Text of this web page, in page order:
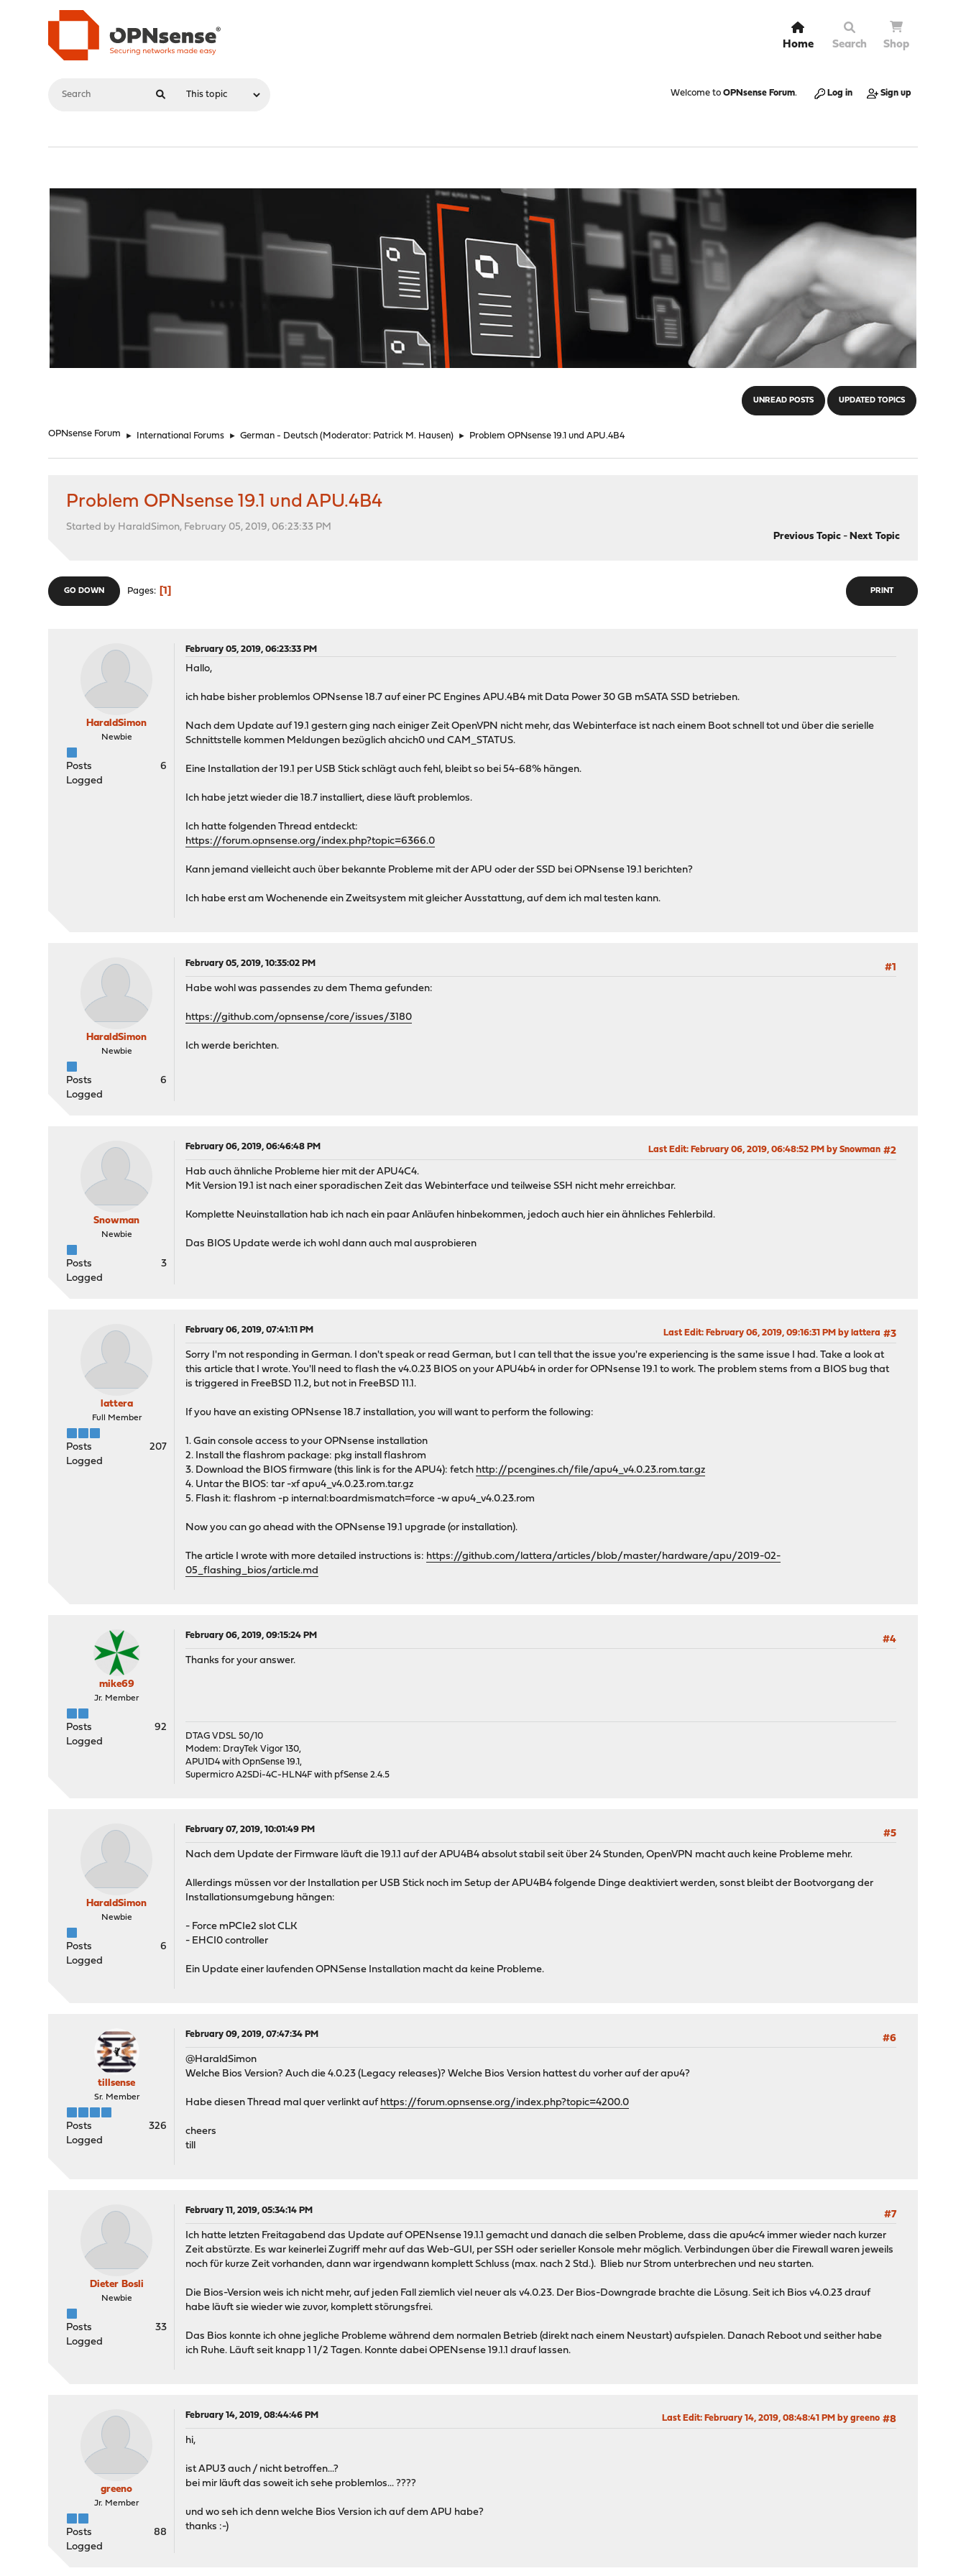
Home Search Shop
Welcome to OPNsense Forum. Log in Sign up
UNREAD POSTS UPDATED TOPICS
OPNsense Forum ► International Forums ► German - Deutsch (Moderator: Patrick M. Hausen) ► Problem OPNsense 19.1 und APU.4B4
Problem OPNsense 19.1 und APU.4B4
Started by HaraldSimon, February 05, 2019, 06:23:33 PM
Previous Topic- Next Topic
PRINT
GO DOWN Pages 1
HaraldSimon
Newbie
Posts
6
Logged
February 05, 2019, 06:23:33 PM
Hallo,
ich habe bisher problemlos OPNsense 18.7 auf einer PC Engines APU.4B4 mit Data Power 30 GB mSATA SSD betrieben.
Nach dem Update auf 19.1 gestern ging nach einiger Zeit OpenVPN nicht mehr, das Webinterface ist nach einem Boot schnell tot und über die serielle
Schnittstelle kommen Meldungen bezüglich ahcich0 und CAM_STATUS.
Eine Installation der 19.1 per USB Stick schlägt auch fehl, bleibt so bei 54-68% hängen.
Ich habe jetzt wieder die 18.7 installiert, diese läuft problemlos.
Ich hatte folgenden Thread entdeckt:
https://forum.opnsense.org/index.php?topic=6366.0
Kann jemand vielleicht auch über bekannte Probleme mit der APU oder der SSD bei OPNsense 19.1 berichten?
Ich habe erst am Wochenende ein Zweitsystem mit gleicher Ausstattung, auf dem ich mal testen kann.
HaraldSimon
Newbie
Posts
6
Logged
February 05, 2019, 10:35:02 PM
#1
Habe wohl was passendes zu dem Thema gefunden:
https://github.com/opnsense/core/issues/3180
Ich werde berichten.
Snowman
Newbie
Posts
3
Logged
February 06, 2019, 06:46:48 PM #2
Last Edit: February 06, 2019, 06:48:52 PM by Snowman
Hab auch ähnliche Probleme hier mit der APU4C4.
Mit Version 19.1 ist nach einer sporadischen Zeit das Webinterface und teilweise SSH nicht mehr erreichbar.
Komplette Neuinstallation hab ich nach ein paar Anläufen hinbekommen, jedoch auch hier ein ähnliches Fehlerbild.
Das BIOS Update werde ich wohl dann auch mal ausprobieren
lattera
Full Member
Posts
207
Logged
February 06, 2019, 07:41:11 PM #3
Last Edit: February 06, 2019, 09:16:31 PM by lattera
Sorry I'm not responding in German. I don't speak or read German, but I can tell that the issue you're experiencing is the same issue I had. Take a look at
this article that I wrote. You'll need to flash the v4.0.23 BIOS on your APU4b4 in order for OPNsense 19.1 to work. The problem stems from a BIOS bug that
is triggered in FreeBSD 11.2, but not in FreeBSD 11.1.
If you have an existing OPNsense 18.7 installation, you will want to perform the following:
1. Gain console access to your OPNsense installation
2. Install the flashrom package: pkg install flashrom
3. Download the BIOS firmware (this link is for the APU4): fetch http://pcengines.ch/file/apu4_v4.0.23.rom.tar.gz
4. Untar the BIOS: tar -xf apu4_v4.0.23.rom.tar.gz
5. Flash it: flashrom -p internal:boardmismatch=force -w apu4_v4.0.23.rom
Now you can go ahead with the OPNsense 19.1 upgrade (or installation).
The article I wrote with more detailed instructions is: https://github.com/lattera/articles/blob/master/hardware/apu/2019-02-
05_flashing_bios/article.md
mike69
Jr. Member
Posts
92
Logged
February 06, 2019, 09:15:24 PM
#4
Thanks for your answer.
DTAG VDSL 50/10
Modem: DrayTek Vigor 130,
APU1D4 with OpnSense 19.1,
Supermicro A2SDi-4C-HLN4F with pfSense 2.4.5
HaraldSimon
Newbie
Posts
6
Logged
February 07, 2019, 10:01:49 PM
#5
Nach dem Update der Firmware läuft die 19.1.1 auf der APU4B4 absolut stabil seit über 24 Stunden, OpenVPN macht auch keine Probleme mehr.
Allerdings müssen vor der Installation per USB Stick noch im Setup der APU4B4 folgende Dinge deaktiviert werden, sonst bleibt der Bootvorgang der
Installationsumgebung hängen:
- Force mPCIe2 slot CLK
- EHCI0 controller
Ein Update einer laufenden OPNSense Installation macht da keine Probleme.
tillsense
Sr. Member
Posts
326
Logged
February 09, 2019, 07:47:34 PM
#6
@HaraldSimon
Welche Bios Version? Auch die 4.0.23 (Legacy releases)? Welche Bios Version hattest du vorher auf der apu4?
Habe diesen Thread mal quer verlinkt auf https://forum.opnsense.org/index.php?topic=4200.0
cheers
till
Dieter Bosli
Newbie
Posts
33
Logged
February 11, 2019, 05:34:14 PM
#7
Ich hatte letzten Freitagabend das Update auf OPENsense 19.1.1 gemacht und danach die selben Probleme, dass die apu4c4 immer wieder nach kurzer
Zeit abstürzte. Es war keinerlei Zugriff mehr auf das Web-GUI, per SSH oder serieller Konsole mehr möglich. Verbindungen über die Firewall waren jeweils
noch für kurze Zeit vorhanden, dann war irgendwann komplett Schluss (max. nach 2 Std.). Blieb nur Strom unterbrechen und neu starten.
Die Bios-Version weis ich nicht mehr, auf jeden Fall ziemlich viel neuer als v4.0.23. Der Bios-Downgrade brachte die Lösung. Seit ich Bios v4.0.23 drauf
habe läuft sie wieder wie zuvor, komplett störungsfrei.
Das Bios konnte ich ohne jegliche Probleme während dem normalen Betrieb (direkt nach einem Neustart) aufspielen. Danach Reboot und seither habe
ich Ruhe. Läuft seit knapp 1 1/2 Tagen. Konnte dabei OPENsense 19.1.1 drauf lassen.
greeno
Jr. Member
Posts
88
Logged
February 14, 2019, 08:44:46 PM #8
Last Edit: February 14, 2019, 08:48:41 PM by greeno
hi,
ist APU3 auch / nicht betroffen...?
bei mir läuft das soweit ich sehe problemlos... ????
und wo seh ich denn welche Bios Version ich auf dem APU habe?
thanks :-)